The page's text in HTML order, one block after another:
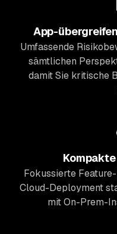
App-
Umfassende
sämtlichen
damit Sie kritische
Fokussierte
Cloud-Deployment
mit On-Prem-